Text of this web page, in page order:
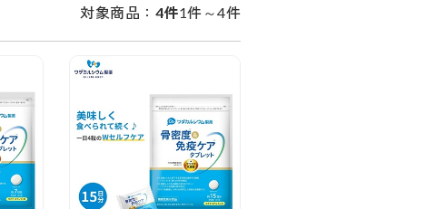
対象商品： 4件1件～4件